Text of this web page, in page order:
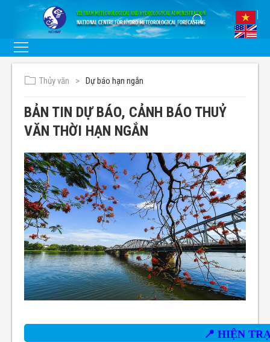
Thủy văn Dự báo hạn ngắn
BẢN TIN DỰ BÁO, CẢNH BÁO THUỶ
VĂN THỜI HẠN NGẮN
📍 HIỆN